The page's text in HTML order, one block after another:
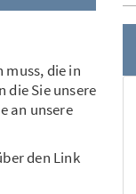
muss, die in
die Sie unsere
an unsere
den Link